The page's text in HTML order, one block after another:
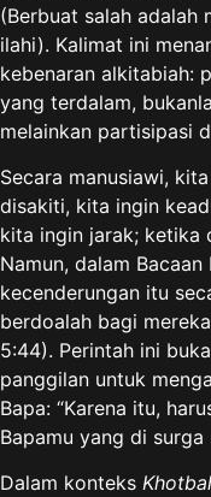
(Berbuat salah adalah
ilahi). Kalimat ini
kebenaran alkitabiah:
yang terdalam,
melainkan partisipasi
Secara manusiawi,
disakiti, kita ingin
kita ingin jarak; ketika
Namun, dalam
kecenderungan itu
berdoalah bagi
5:44). Perintah ini
panggilan untuk
Bapa: “Karena itu,
Bapamu yang di
Dalam konteks